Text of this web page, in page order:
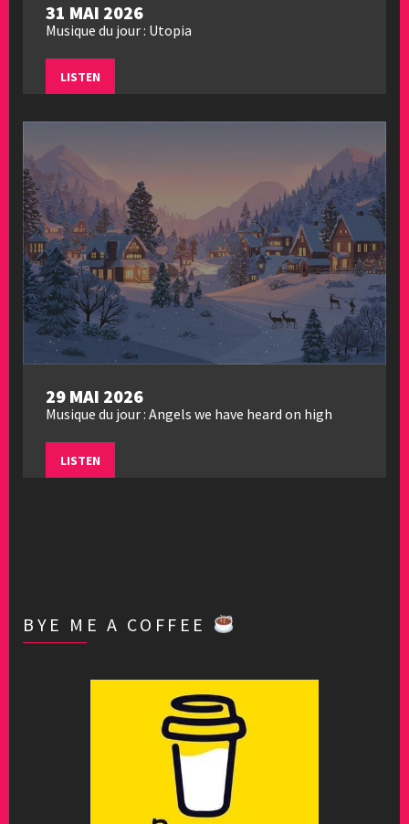
31 MAI 2026
Musique du jour : Utopia
LISTEN
29 MAI 2026
Musique du jour : Angels we have heard on high
LISTEN
BYE ME A COFFEE